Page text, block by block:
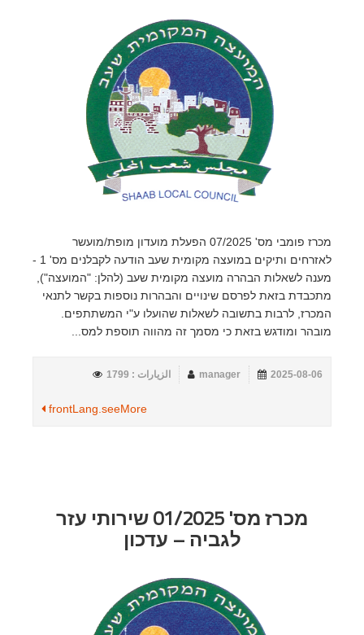
מכרז פומבי מס' 07/2025 הפעלת מועדון מופת/מועשר
לאזרחים ותיקים במועצה מקומית שעב הודעה לקבלנים מס' 1 -
מענה לשאלות הבהרה מועצה מקומית שעב (להלן: "המועצה"),
מתכבדת בזאת לפרסם שינויים והבהרות נוספות בקשר לתנאי
המכרז, לרבות בתשובה לשאלות שהועלו ע"י המשתתפים.
מובהר ומודגש בזאת כי מסמך זה מהווה תוספת למס...
2025-08-06
manager الزيارات : 1799
frontLang.seeMore
מכרז מס' 01/2025 שירותי עזר
לגביה – עדכון